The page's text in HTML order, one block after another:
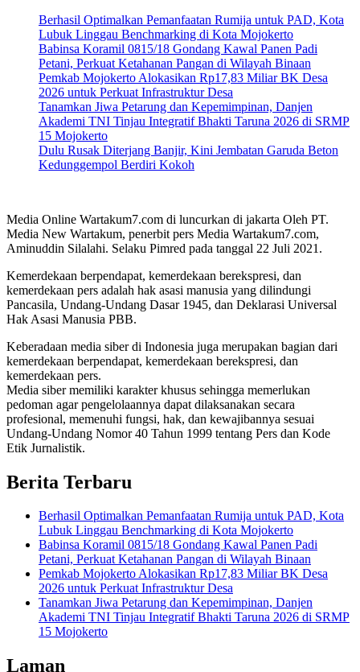
Berhasil Optimalkan Pemanfaatan Rumija untuk PAD, Kota
Lubuk Linggau Benchmarking di Kota Mojokerto
Babinsa Koramil 0815/18 Gondang Kawal Panen Padi
Petani, Perkuat Ketahanan Pangan di Wilayah Binaan
Pemkab Mojokerto Alokasikan Rp17,83 Miliar BK Desa
2026 untuk Perkuat Infrastruktur Desa
Tanamkan Jiwa Petarung dan Kepemimpinan, Danjen
Akademi TNI Tinjau Integratif Bhakti Taruna 2026 di SRMP
15 Mojokerto
Dulu Rusak Diterjang Banjir, Kini Jembatan Garuda Beton
Kedunggempol Berdiri Kokoh
Media Online Wartakum7.com di luncurkan di jakarta Oleh PT.
Media New Wartakum, penerbit pers Media Wartakum7.com,
Aminuddin Silalahi. Selaku Pimred pada tanggal 22 Juli 2021.
Kemerdekaan berpendapat, kemerdekaan berekspresi, dan
kemerdekaan pers adalah hak asasi manusia yang dilindungi
Pancasila, Undang-Undang Dasar 1945, dan Deklarasi Universal
Hak Asasi Manusia PBB.
Keberadaan media siber di Indonesia juga merupakan bagian dari
kemerdekaan berpendapat, kemerdekaan berekspresi, dan
kemerdekaan pers.
Media siber memiliki karakter khusus sehingga memerlukan
pedoman agar pengelolaannya dapat dilaksanakan secara
profesional, memenuhi fungsi, hak, dan kewajibannya sesuai
Undang-Undang Nomor 40 Tahun 1999 tentang Pers dan Kode
Etik Jurnalistik.
Berita Terbaru
Berhasil Optimalkan Pemanfaatan Rumija untuk PAD, Kota
Lubuk Linggau Benchmarking di Kota Mojokerto
Babinsa Koramil 0815/18 Gondang Kawal Panen Padi
Petani, Perkuat Ketahanan Pangan di Wilayah Binaan
Pemkab Mojokerto Alokasikan Rp17,83 Miliar BK Desa
2026 untuk Perkuat Infrastruktur Desa
Tanamkan Jiwa Petarung dan Kepemimpinan, Danjen
Akademi TNI Tinjau Integratif Bhakti Taruna 2026 di SRMP
15 Mojokerto
Laman